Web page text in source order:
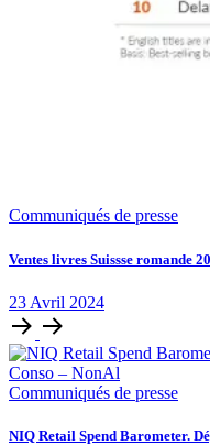
Communiqués de presse
Ventes livres Suissse romande
23 Avril 2024
Communiqués de presse
NIQ Retail Spend Barometer.